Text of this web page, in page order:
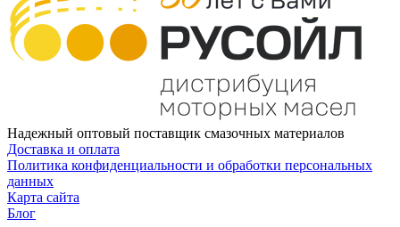
Надежный оптовый поставщик смазочных материалов
Доставка и оплата
Политика конфиденциальности и обработки персональных
данных
Карта сайта
Блог